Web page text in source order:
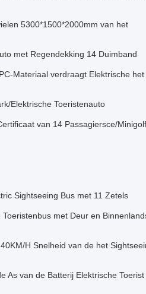
5300*1500*2000mm van het
met Regendekking 14 Duimband
Materiaal verdraagt Elektrische
Elektrische Toeristenauto
van 14 Passagiersce/
Sightseeing Bus met 11 Zetels
met Deur en
H Snelheid van de het
As van de Batterij Elektrische